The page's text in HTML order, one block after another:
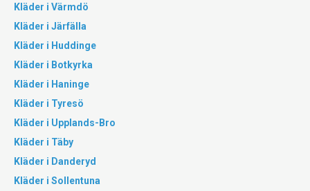
Kläder i Värmdö
Kläder i Järfälla
Kläder i Huddinge
Kläder i Botkyrka
Kläder i Haninge
Kläder i Tyresö
Kläder i Upplands-Bro
Kläder i Täby
Kläder i Danderyd
Kläder i Sollentuna